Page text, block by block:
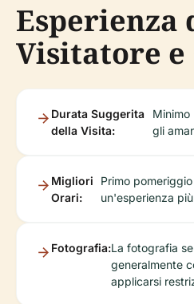
Esperienza
Visitatore e
Durata Suggerita
della Visita:
Minimo
gli
Migliori
Orari:
Primo
un'esperienza
Fotografia:La fotografia
generalmente
applicarsi